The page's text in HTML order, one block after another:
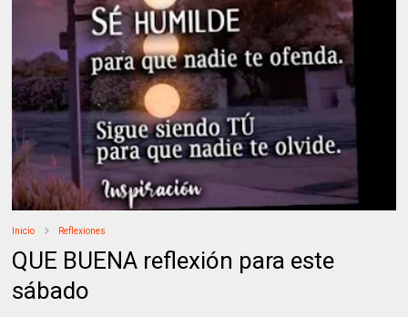
Inicio Reflexiones
QUE BUENA reflexión para este
sábado